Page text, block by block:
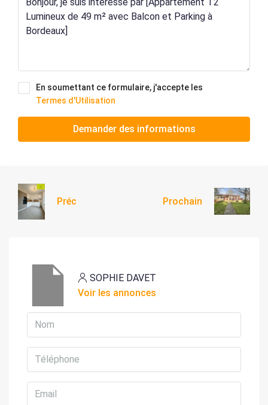
En soumettant ce formulaire, j'accepte les
Termes d'Utilisation
Demander des informations
Préc Prochain
SOPHIE DAVET
Voir les annonces